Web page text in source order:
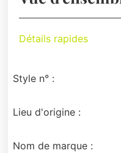
Détails rapides
Style n° :
Lieu d'origine :
Nom de marque :